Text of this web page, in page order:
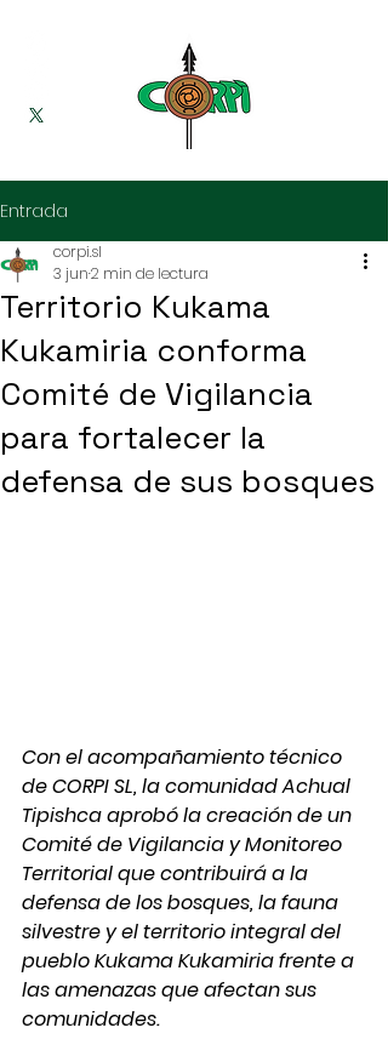
Entrada
Territorio Kukama
Kukamiria conforma
Comité de Vigilancia
para fortalecer la
defensa de sus bosques
corpi.sl
3 jun2 min de lectura
Con el acompañamiento técnico
de CORPI SL, la comunidad Achual
Tipishca aprobó la creación de un
Comité de Vigilancia y Monitoreo
Territorial que contribuirá a la
defensa de los bosques, la fauna
silvestre y el territorio integral del
pueblo Kukama Kukamiria frente a
las amenazas que afectan sus
comunidades.